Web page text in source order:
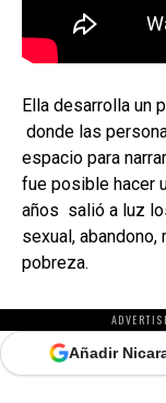
Ella desarrolla un
donde las
espacio para
fue posible hacer
años salió a luz
sexual,
pobreza.
Añadir